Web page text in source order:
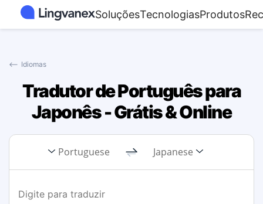
SoluçõesTecnologiasProdutos
⟵ Idiomas
Tradutor de Português para
Japonês - Grátis & Online
Portuguese Japanese